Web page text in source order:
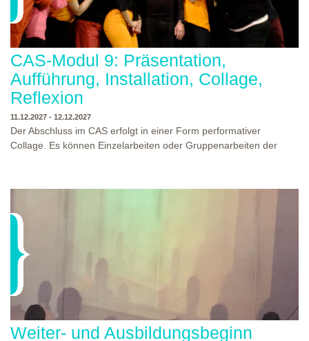
CAS-Modul 9: Präsentation,
Aufführung, Installation, Collage,
Reflexion
11.12.2027 - 12.12.2027
Der Abschluss im CAS erfolgt in einer Form performativer
Collage. Es können Einzelarbeiten oder Gruppenarbeiten der
Ausbildungsprogramm zu erleben. Die Studierenden des
oder Präsentation. Wir freuen uns über Begegnungen und
WO?
Weiter- und Ausbildungsbeginn